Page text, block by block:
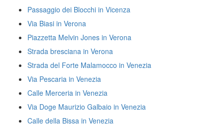
Passaggio dei Blocchi in Vicenza
Via Biasi in Verona
Piazzetta Melvin Jones in Verona
Strada bresciana in Verona
Strada del Forte Malamocco in Venezia
Via Pescaria in Venezia
Calle Merceria in Venezia
Via Doge Maurizio Galbaio in Venezia
Calle della Bissa in Venezia